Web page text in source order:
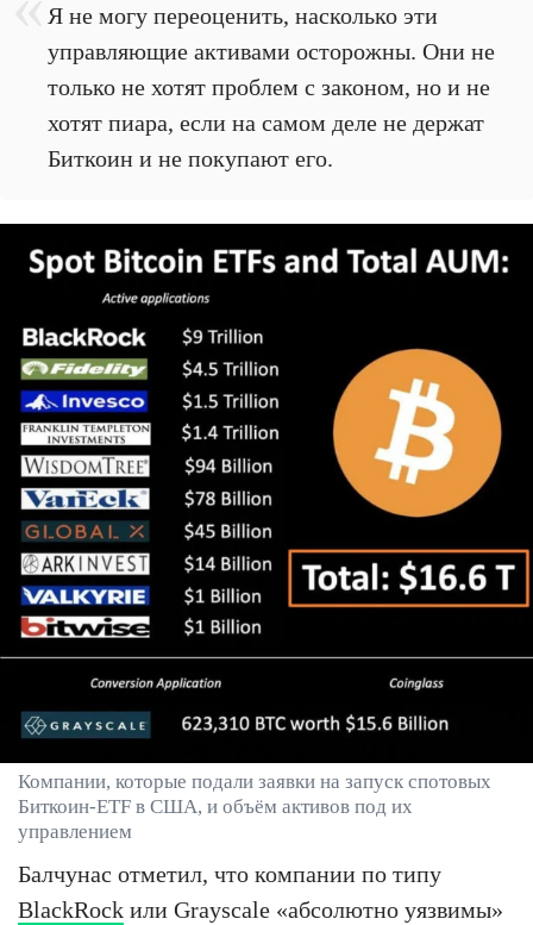
Я не могу переоценить, насколько эти
управляющие активами осторожны. Они не
только не хотят проблем с законом, но и не
хотят пиара, если на самом деле не держат
Биткоин и не покупают его.
Компании, которые подали заявки на запуск спотовых
Биткоин-ETF в США, и объём активов под их
управлением
Балчунас отметил, что компании по типу
BlackRock или Grayscale «абсолютно уязвимы»